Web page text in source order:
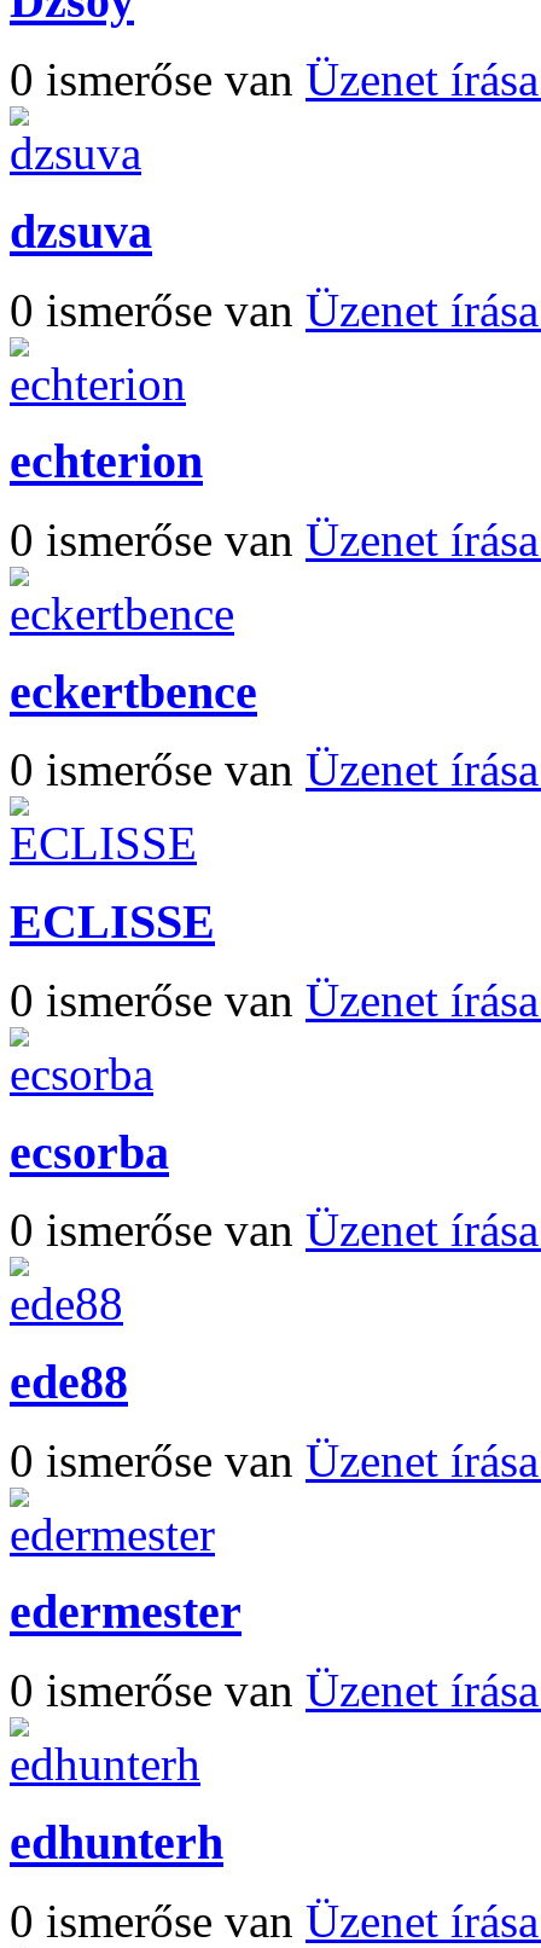
0 ismerőse van Üzenet
dzsuva
0 ismerőse van Üzenet
echterion
0 ismerőse van Üzenet
eckertbence
0 ismerőse van Üzenet
ECLISSE
0 ismerőse van Üzenet
ecsorba
0 ismerőse van Üzenet
ede88
0 ismerőse van Üzenet
edermester
0 ismerőse van Üzenet
edhunterh
0 ismerőse van Üzenet